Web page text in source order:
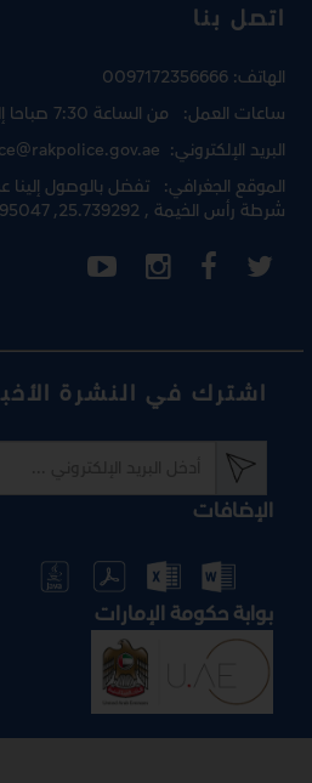
اتصل بنا
الهاتف:0097172356666
ساعات العمل: من الساعة 7:30 صباحا إلى الساعة 3:30 بعد الظهر
البريد الإلكتروني:rakpolice@rakpolice.gov.ae
الموقع الجغرافي: تفضل بالوصول إلينا عبر
شرطة رأس الخيمة, 25.739292, 55.895047
اشترك في النشرة
الإضافات
بوابة حكومة الإمارات